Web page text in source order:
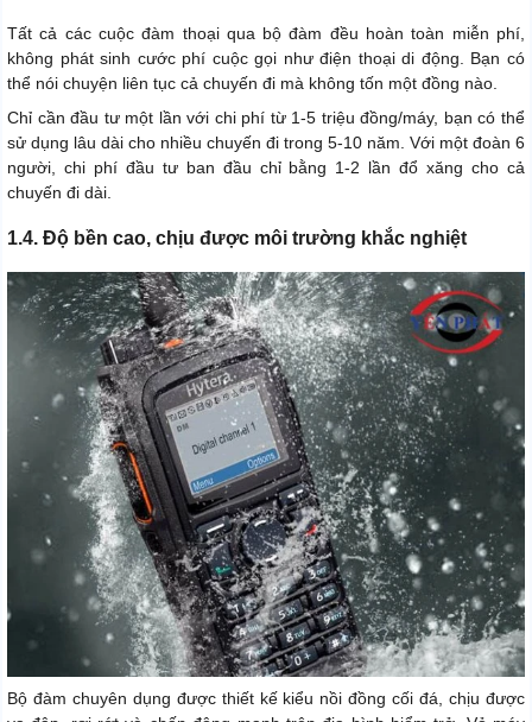
Tất cả các cuộc đàm thoại qua bộ đàm đều hoàn toàn miễn phí,
không phát sinh cước phí cuộc gọi như điện thoại di động. Bạn có
thể nói chuyện liên tục cả chuyến đi mà không tốn một đồng nào.
Chỉ cần đầu tư một lần với chi phí từ 1-5 triệu đồng/máy, bạn có thể
sử dụng lâu dài cho nhiều chuyến đi trong 5-10 năm. Với một đoàn 6
người, chi phí đầu tư ban đầu chỉ bằng 1-2 lần đổ xăng cho cả
chuyến đi dài.
1.4. Độ bền cao, chịu được môi trường khắc nghiệt
Bộ đàm chuyên dụng được thiết kế kiểu nồi đồng cối đá, chịu được